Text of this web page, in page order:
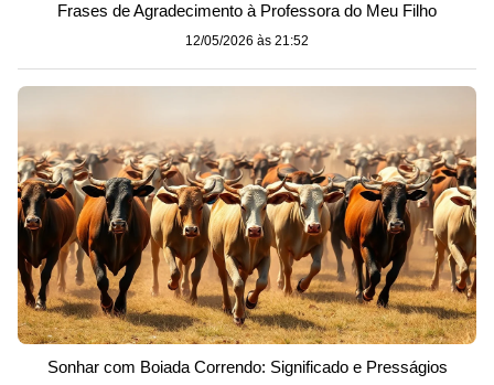
Frases de Agradecimento à Professora do Meu Filho
12/05/2026 às 21:52
Sonhar com Boiada Correndo: Significado e Presságios